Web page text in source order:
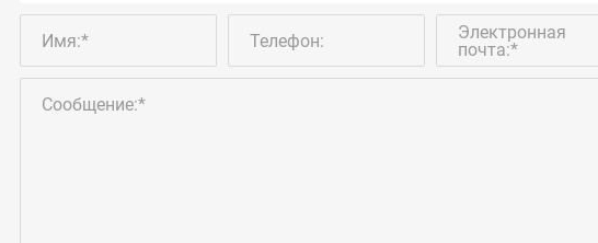
Имя:* Телефон: Электронная
почта:*
Сообщение:*